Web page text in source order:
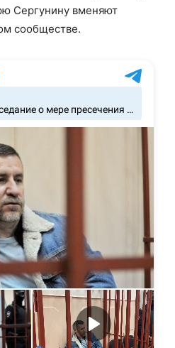
Сергунину вменяют
сообществе.